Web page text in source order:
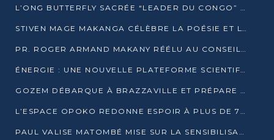
L’ONG BUTTERFLY SACRÉE “LEADER DU CONGO” AU PRIX D’EXCELLENCE 2025
STIVEN MAGE MAKANGA CÉLÈBRE LA POÉSIE ET L’HUMAIN AVEC SON RECUEIL “HECTARE”
PR. ROGER ARMAND MAKANY RÉÉLU AU CONSEIL DE L’AUF
ÉNERGIE : UNE NOUVELLE PLATEFORME SCIENTIFIQUE POUR LA TRANSITION ÉNERGÉTIQUE EN AFRIQUE CENTRALE
GOZEM DÉBARQUE À BRAZZAVILLE ET PRÉPARE SON ARRIVÉE À POINTE-NOIRE
L’ESPACE OPOKO REDONNE ESPOIR À PLUS DE 775 ÉLÈVES AUTOCHTONES DANS LE NORD DU CONGO
PAUL VALISE MATOMBÉ MISE SUR LA SENSIBILISATION POUR ÉRAQUER LE GRAND BANDITISME